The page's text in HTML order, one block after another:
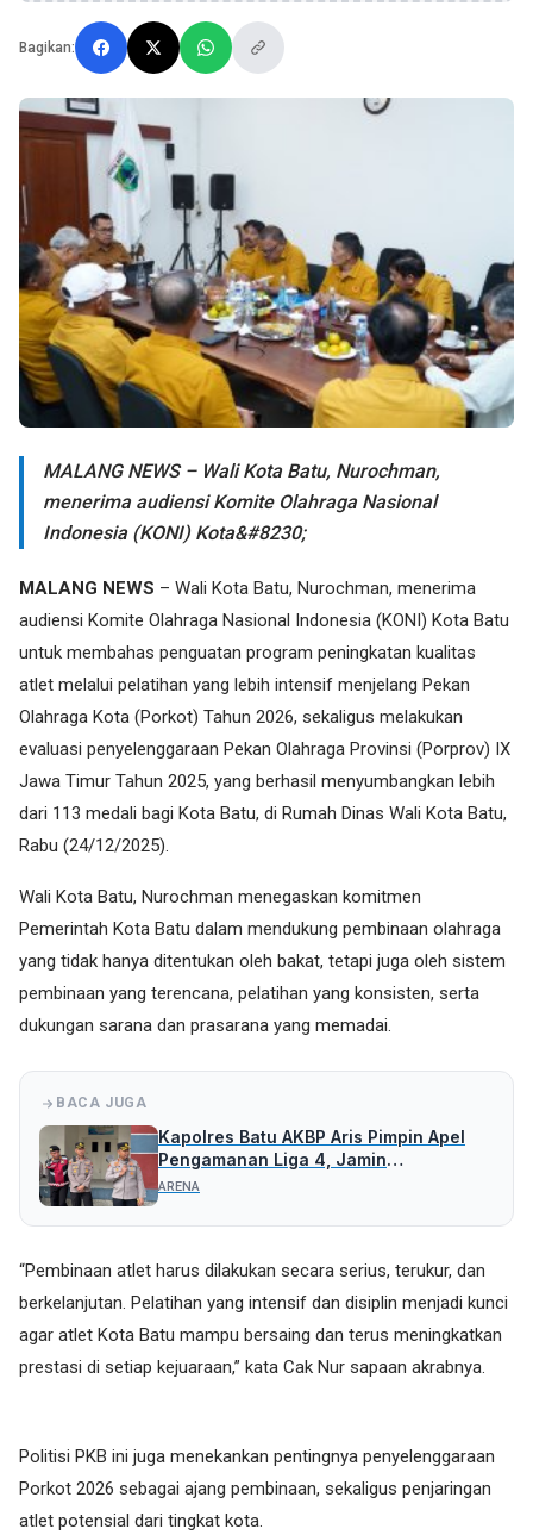
Bagikan:
MALANG NEWS – Wali Kota Batu, Nurochman,
menerima audiensi Komite Olahraga Nasional
Indonesia (KONI) Kota&#8230;
MALANG NEWS – Wali Kota Batu, Nurochman, menerima
audiensi Komite Olahraga Nasional Indonesia (KONI) Kota Batu
untuk membahas penguatan program peningkatan kualitas
atlet melalui pelatihan yang lebih intensif menjelang Pekan
Olahraga Kota (Porkot) Tahun 2026, sekaligus melakukan
evaluasi penyelenggaraan Pekan Olahraga Provinsi (Porprov) IX
Jawa Timur Tahun 2025, yang berhasil menyumbangkan lebih
dari 113 medali bagi Kota Batu, di Rumah Dinas Wali Kota Batu,
Rabu (24/12/2025).
Wali Kota Batu, Nurochman menegaskan komitmen
Pemerintah Kota Batu dalam mendukung pembinaan olahraga
yang tidak hanya ditentukan oleh bakat, tetapi juga oleh sistem
pembinaan yang terencana, pelatihan yang konsisten, serta
dukungan sarana dan prasarana yang memadai.
BACA JUGA
Kapolres Batu AKBP Aris Pimpin Apel
Pengamanan Liga 4, Jamin
Pertandingan Aman dan Kondusif
ARENA
“Pembinaan atlet harus dilakukan secara serius, terukur, dan
berkelanjutan. Pelatihan yang intensif dan disiplin menjadi kunci
agar atlet Kota Batu mampu bersaing dan terus meningkatkan
prestasi di setiap kejuaraan,” kata Cak Nur sapaan akrabnya.
Politisi PKB ini juga menekankan pentingnya penyelenggaraan
Porkot 2026 sebagai ajang pembinaan, sekaligus penjaringan
atlet potensial dari tingkat kota.